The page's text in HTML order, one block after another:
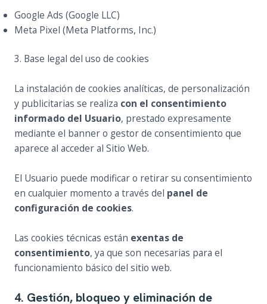
Google Ads (Google LLC)
Meta Pixel (Meta Platforms, Inc.)
3. Base legal del uso de cookies
La instalación de cookies analíticas, de personalización
y publicitarias se realiza con el consentimiento
informado del Usuario, prestado expresamente
mediante el banner o gestor de consentimiento que
aparece al acceder al Sitio Web.
El Usuario puede modificar o retirar su consentimiento
en cualquier momento a través del panel de
configuración de cookies.
Las cookies técnicas están exentas de
consentimiento, ya que son necesarias para el
funcionamiento básico del sitio web.
4. Gestión, bloqueo y eliminación de